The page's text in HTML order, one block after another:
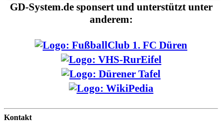
GD-System.de sponsert und unterstützt unter
anderem:
Kontakt